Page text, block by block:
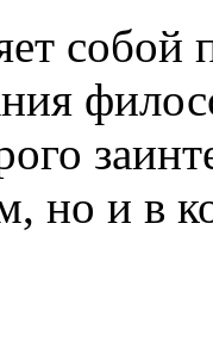
собой
но и в